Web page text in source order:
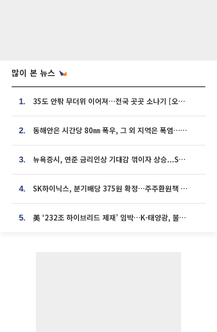
많이 본 뉴스
1. 35도 안팎 무더위 이어져…전국 곳곳 소나기 [오늘 날씨]
2. 동해안은 시간당 80㎜ 폭우, 그 외 지역은 폭염…‘극과 극 날씨’
3. 뉴욕증시, 연준 금리인상 기대감 꺾이자 상승...S&P500 사상 최고치 [종합]
4. SK하이닉스, 분기배당 375원 확정…주주환원책 9월로 앞당겨 발표
5. 美 ‘232조 하이브리드 제재’ 임박…K-태양광, 불확실성 털고 날개 다나